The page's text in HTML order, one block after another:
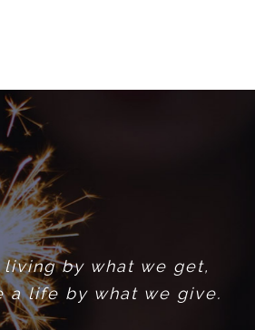
living by what we get,
a life by what we give.